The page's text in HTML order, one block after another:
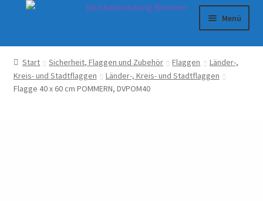
Zur
Zum
Menü
Shop
Warenkorb
Start Sicherheit, Flaggen und Zubehör Flaggen
Länder-,
Kreis- und Stadtflaggen
Länder-, Kreis- und Stadtflaggen
Flagge 40 x 60 cm POMMERN, DVPOM40